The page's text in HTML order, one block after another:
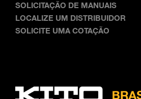
SOLICITAÇÃO DE MANUAIS
LOCALIZE UM DISTRIBUIDOR
SOLICITE UMA COTAÇÃO